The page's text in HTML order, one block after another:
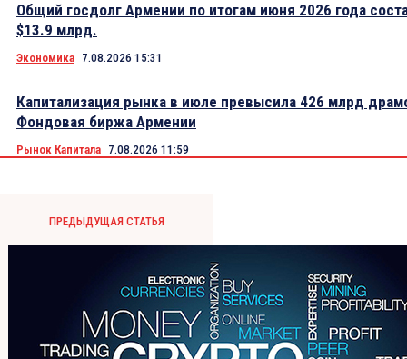
Общий госдолг Армении по итогам июня 2026 года
$13.9 млрд.
Экономика 7.08.2026 15:31
Капитализация рынка в июле превысила 426 млрд
Фондовая биржа Армении
Рынок Капитала 7.08.2026 11:59
ПРЕДЫДУЩАЯ СТАТЬЯ